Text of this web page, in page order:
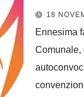
Galea
18
Ennesima
Comunale,